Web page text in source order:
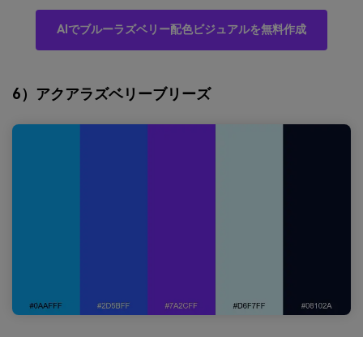
AIでブルーラズベリー配色ビジュアルを無料作成
6）アクアラズベリーブリーズ